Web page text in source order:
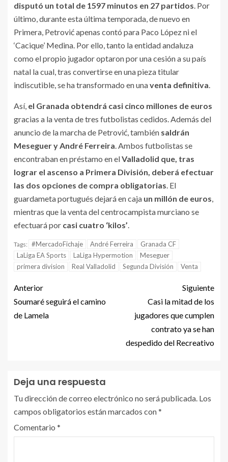
disputó un total de 1597 minutos en 27 partidos. Por
último, durante esta última temporada, de nuevo en
Primera, Petrović apenas contó para Paco López ni el
‘Cacique’ Medina. Por ello, tanto la entidad andaluza
como el propio jugador optaron por una cesión a su país
natal la cual, tras convertirse en una pieza titular
indiscutible, se ha transformado en unaventa definitiva.
Así, el Granada obtendrá casi cinco millones de euros
gracias a la venta de tres futbolistas cedidos. Además del
anuncio de la marcha de Petrović, también saldrán
Meseguer y André Ferreira. Ambos futbolistas se
encontraban en préstamo en elValladolid que, tras
lograr el ascenso a Primera División, deberá efectuar
las dos opciones de compra obligatorias. El
guardameta portugués dejará en caja un millón de euros,
mientras que la venta del centrocampista murciano se
efectuará por casi cuatro ‘kilos’.
Tags: #MercadoFichaje André Ferreira
Granada CF
LaLiga EA Sports
LaLiga Hypermotion
Meseguer
primera division
Real Valladolid Segunda División Venta
Anterior
Soumaré seguirá el camino
de Lamela
Siguiente
Casi la mitad de los
jugadores que cumplen
contrato ya se han
despedido del Recreativo
Deja una respuesta
Tu dirección de correo electrónico no será publicada. Los
campos obligatorios están marcados con*
Comentario *